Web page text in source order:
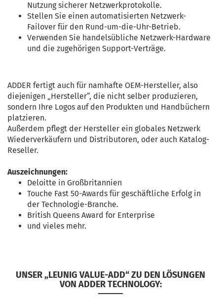
Nutzung sicherer Netzwerkprotokolle.
Stellen Sie einen automatisierten Netzwerk-
Failover für den Rund-um-die-Uhr-Betrieb.
Verwenden Sie handelsübliche Netzwerk-Hardware
und die zugehörigen Support-Verträge.
ADDER fertigt auch für namhafte OEM-Hersteller, also
diejenigen „Hersteller“, die nicht selber produzieren,
sondern Ihre Logos auf den Produkten und Handbüchern
platzieren.
Außerdem pflegt der Hersteller ein globales Netzwerk
Wiederverkäufern und Distributoren, oder auch Katalog-
Reseller.
Auszeichnungen:
Deloitte in Großbritannien
Touche Fast 50-Awards für geschäftliche Erfolg in
der Technologie-Branche.
British Queens Award for Enterprise
und vieles mehr.
UNSER „LEUNIG VALUE-ADD“ ZU DEN LÖSUNGEN
VON ADDER TECHNOLOGY: